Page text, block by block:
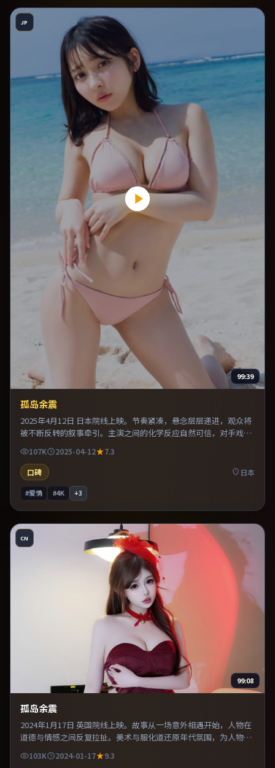
JP
99:39
孤岛余震
2025年4月12日 日本院线上映。节奏紧凑，悬念层层递进，观众将
被不断反转的叙事牵引。主演之间的化学反应自然可信，对手戏张
力贯穿全片。推荐给偏爱群像戏与命运母题的影迷。
107K 2025-04-12
7.3
口碑
日本
#爱情 #4K +3
CN
99:08
孤岛余震
2024年1月17日 英国院线上映。故事从一场意外相遇开始，人物在
道德与情感之间反复拉扯。美术与服化道还原年代氛围，为人物动
机提供可信支撑。既有类型片爽感，也保留作者表达，口碑潜力不
俗。
103K 2024-01-17
9.3